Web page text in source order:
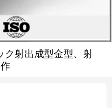
ク射出成型金型、射